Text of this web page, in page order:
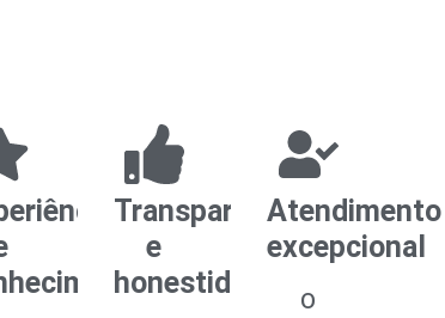
Transparência
e
honestidade
Atendimento
excepcional
O